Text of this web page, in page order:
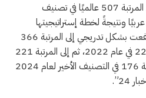
وكانت الجامعة في 2020 تحتل المرتبة 507 عالميًا في تصنيف
عربيًا ونتيجةً لخطة إستراتيجيتها
التحولية وأهدافها الطموحة، ارتفعت بشكل تدريجي إلى المرتبة 366
في عام 2021، ثم إلى المرتبة 228 في عام 2022، ثم إلى المرتبة 221
في عام 2023، وصولًا إلى المرتبة 176 في التصنيف الأخير لعام 2024